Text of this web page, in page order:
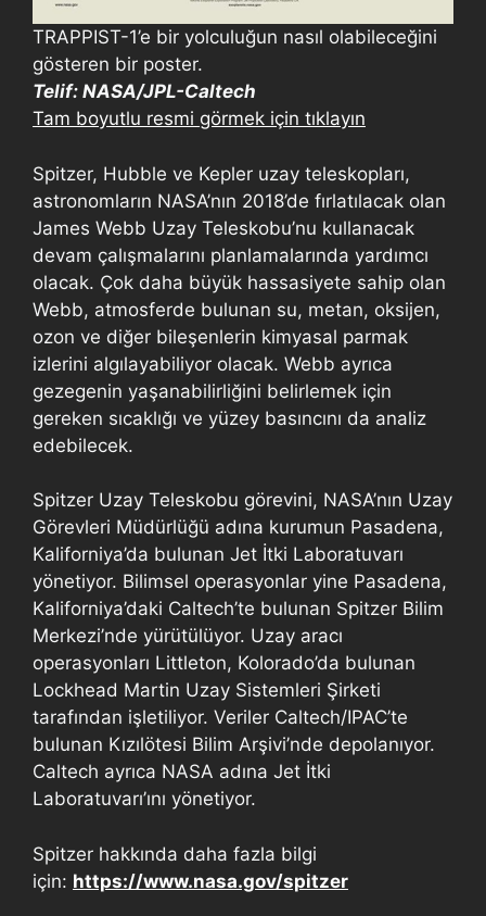
TRAPPIST-1’e bir yolculuğun nasıl olabileceğini
gösteren bir poster.
Telif: NASA/JPL-Caltech
Tam boyutlu resmi görmek için tıklayın
Spitzer, Hubble ve Kepler uzay teleskopları,
astronomların NASA’nın 2018’de fırlatılacak olan
James Webb Uzay Teleskobu’nu kullanacak
devam çalışmalarını planlamalarında yardımcı
olacak. Çok daha büyük hassasiyete sahip olan
Webb, atmosferde bulunan su, metan, oksijen,
ozon ve diğer bileşenlerin kimyasal parmak
izlerini algılayabiliyor olacak. Webb ayrıca
gezegenin yaşanabilirliğini belirlemek için
gereken sıcaklığı ve yüzey basıncını da analiz
edebilecek.
Spitzer Uzay Teleskobu görevini, NASA’nın Uzay
Görevleri Müdürlüğü adına kurumun Pasadena,
Kaliforniya’da bulunan Jet İtki Laboratuvarı
yönetiyor. Bilimsel operasyonlar yine Pasadena,
Kaliforniya’daki Caltech’te bulunan Spitzer Bilim
Merkezi’nde yürütülüyor. Uzay aracı
operasyonları Littleton, Kolorado’da bulunan
Lockhead Martin Uzay Sistemleri Şirketi
tarafından işletiliyor. Veriler Caltech/IPAC’te
bulunan Kızılötesi Bilim Arşivi’nde depolanıyor.
Caltech ayrıca NASA adına Jet İtki
Laboratuvarı’ını yönetiyor.
Spitzer hakkında daha fazla bilgi
için: https://www.nasa.gov/spitzer